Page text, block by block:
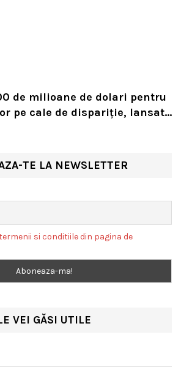
de milioane de dolari pentru
pe cale de dispariție, lansat
TE LA NEWSLETTER
si conditiile din pagina de
VEI GĂSI UTILE